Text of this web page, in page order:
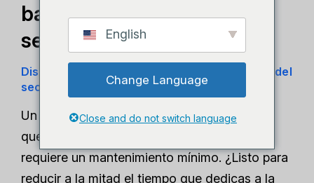
barras más rápido del
sector
Diseñado exclusivamente para profesionales del
sector de eventos y audiovisuales
Un procesamiento de inventario ultrarrápido
que funciona en cualquier circunstancia y
requiere un mantenimiento mínimo. ¿Listo para
reducir a la mitad el tiempo que dedicas a la
English
Change Language
Close and do not switch language